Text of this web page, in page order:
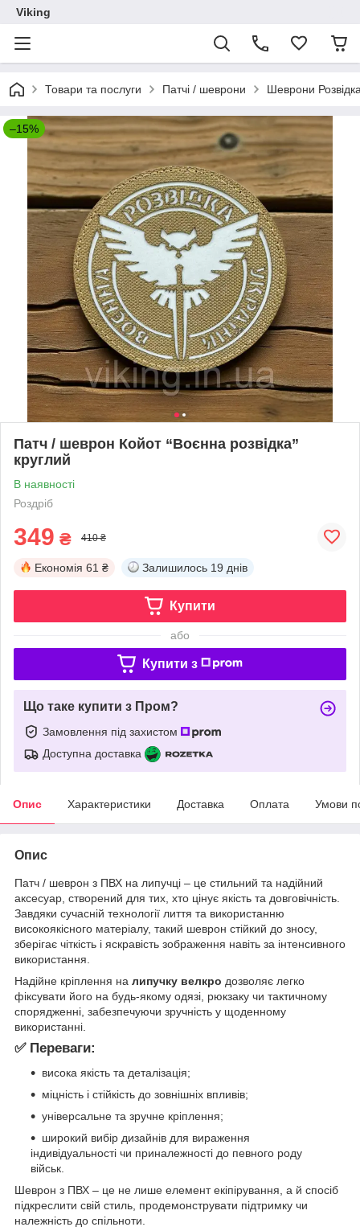
Viking
Товари та послуги Патчі / шеврони Шеврони
–15%
Патч / шеврон Койот “Воєнна розвідка”
круглий
В наявності
Роздріб
349 ₴ 410 ₴
Економія 61 ₴ Залишилось 19 днів
Купити
або
Купити з
Що таке купити з Пром?
Замовлення під захистом
Доступна доставка
Опис Характеристики Доставка Оплата Умови
Опис
Патч / шеврон з ПВХ на липучці – це стильний та надійний
аксесуар, створений для тих, хто цінує якість та довговічність.
Завдяки сучасній технології лиття та використанню
високоякісного матеріалу, такий шеврон стійкий до зносу,
зберігає чіткість і яскравість зображення навіть за інтенсивного
використання.
Надійне кріплення на липучку велкро дозволяє легко
фіксувати його на будь-якому одязі, рюкзаку чи тактичному
спорядженні, забезпечуючи зручність у щоденному
використанні.
✅ Переваги:
висока якість та деталізація;
міцність і стійкість до зовнішніх впливів;
універсальне та зручне кріплення;
широкий вибір дизайнів для вираження
індивідуальності чи приналежності до певного роду
військ.
Шеврон з ПВХ – це не лише елемент екіпірування, а й спосіб
підкреслити свій стиль, продемонструвати підтримку чи
належність до спільноти.